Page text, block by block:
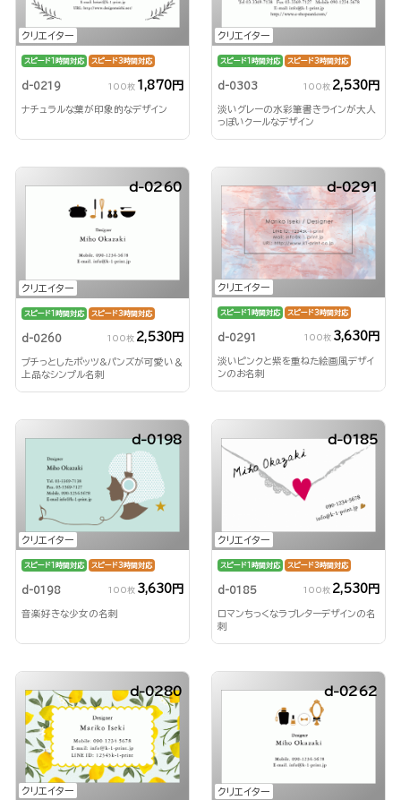
クリエイター
スピード1時間対応 スピード3時間対応
d-0219 100枚 1,870円
ナチュラルな葉が印象的なデザイン
クリエイター
スピード1時間対応 スピード3時間対応
d-0303 100枚 2,530円
淡いグレーの水彩筆書きラインが大人
っぽいクールなデザイン
クリエイター
d-0260
スピード1時間対応 スピード3時間対応
d-0260 100枚 2,530円
プチっとしたポッツ&パンズが可愛い＆
上品なシンプル名刺
クリエイター
d-0291
スピード1時間対応 スピード3時間対応
d-0291 100枚 3,630円
淡いピンクと紫を重ねた絵画風デザイ
ンのお名刺
クリエイター
d-0198
スピード1時間対応 スピード3時間対応
d-0198 100枚 3,630円
音楽好きな少女の名刺
クリエイター
d-0185
スピード1時間対応 スピード3時間対応
d-0185 100枚 2,530円
ロマンちっくなラブレターデザインの名
刺
クリエイター
d-0280
クリエイター
d-0262